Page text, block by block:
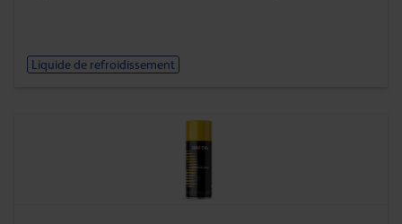
Liquide de refroidissement